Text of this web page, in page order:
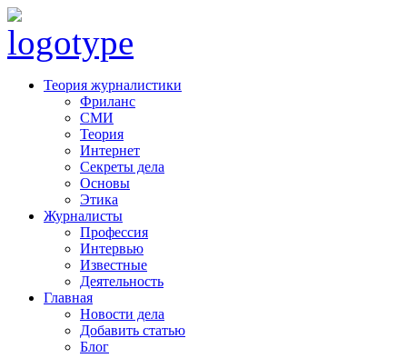
Теория журналистики
Фриланс
СМИ
Теория
Интернет
Секреты дела
Основы
Этика
Журналисты
Профессия
Интервью
Известные
Деятельность
Главная
Новости дела
Добавить статью
Блог